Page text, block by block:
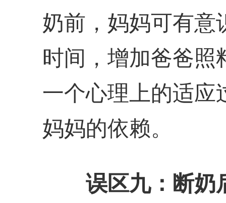
奶前，妈妈可有意
时间，增加爸爸照
一个心理上的适应
妈妈的依赖。
误区九：断奶